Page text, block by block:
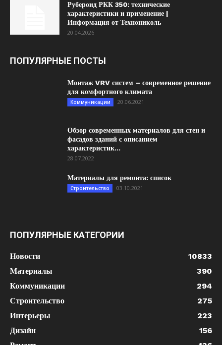
Рубероид РКК 350: технические
характеристики и применение |
Информация от Технониколь
20.04.2026
ПОПУЛЯРНЫЕ ПОСТЫ
Монтаж VRV систем – современное решение
для комфортного климата
Коммуникации 20.06.2021
Обзор современных материалов для стен и
фасадов зданий с описанием
характеристик...
28.07.2022
Материалы для ремонта: список
Строительство 03.10.2021
ПОПУЛЯРНЫЕ КАТЕГОРИИ
Новости
10833
Материалы
390
Коммуникации
294
Строительство
275
Интерьеры
223
Дизайн
156